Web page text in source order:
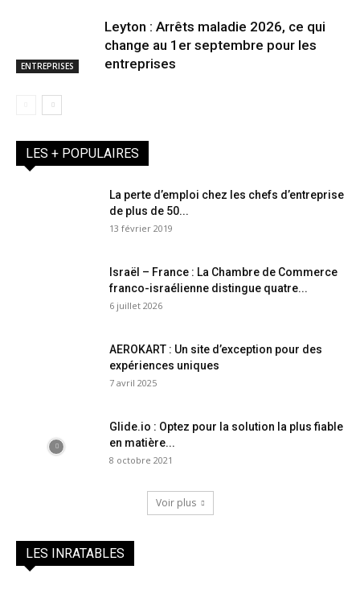
ENTREPRISES
Leyton : Arrêts maladie 2026, ce qui
change au 1er septembre pour les
entreprises
LES + POPULAIRES
La perte d’emploi chez les chefs d’entreprise
de plus de 50...
13 février 2019
Israël – France : La Chambre de Commerce
franco-israélienne distingue quatre...
6 juillet 2026
AEROKART : Un site d’exception pour des
expériences uniques
7 avril 2025
Glide.io : Optez pour la solution la plus fiable
en matière...
8 octobre 2021
Voir plus
LES INRATABLES